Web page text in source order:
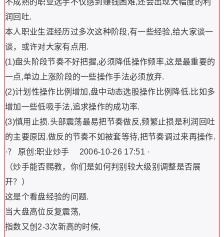
不成熟的职业选手不仅感到赚钱困难,还会出现大幅度的利
润回吐.
本人职业生涯经历过多次这种阶段,有一些经验,给大家谈一
谈，或许对大家有点用.
(1)盘头阶段节奏不好把握,必须降低操作频率,这是最重要的
一点,单边上涨阶段的一些操作手法必须放弃.
(2)计划性操作比例增加,盘中动态选股操作比例降低.比如多
增加一些低吸手法,追求操作的成功率.
(3)慎用止损.头部震荡最易把节奏做反,频繁止损是利润回吐
的主要原因.做反的节奏不如被套等待,把节奏调过来再操作.
·？ 原创:职业炒手 2006-10-26 17:51 ·
（炒手能否赐教，你们是如何判别较大级别调整是否展
开？）
这是个看盘经验的问题.
当大盘高位反复震荡,
指数又创2-3次新高的时候,